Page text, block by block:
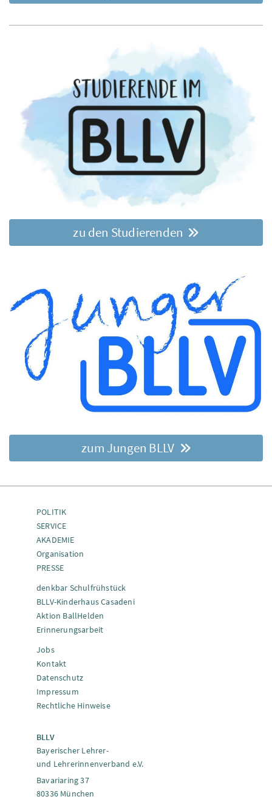
zu den Studierenden
zum Jungen BLLV
POLITIK
SERVICE
AKADEMIE
Organisation
PRESSE
denkbar Schulfrühstück
BLLV-Kinderhaus Casadeni
Aktion BallHelden
Erinnerungsarbeit
Jobs
Kontakt
Datenschutz
Impressum
Rechtliche Hinweise
BLLV
Bayerischer Lehrer-
und Lehrerinnenverband e.V.
Bavariaring 37
80336 München